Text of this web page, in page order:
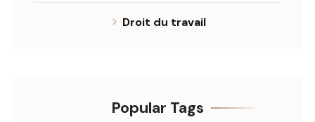
Droit du travail
Popular Tags